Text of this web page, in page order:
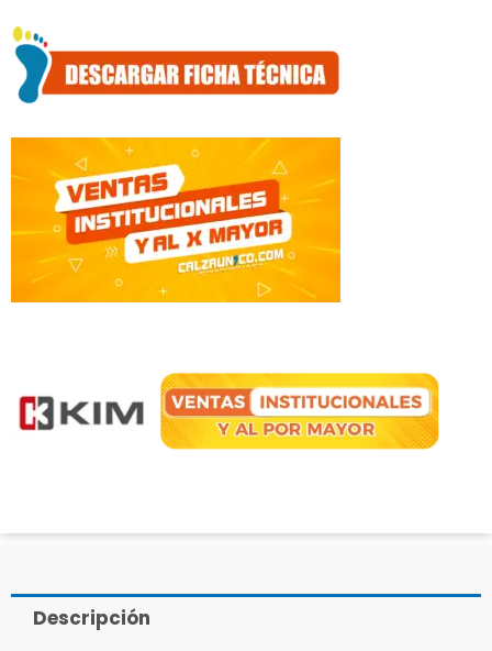
Descripción